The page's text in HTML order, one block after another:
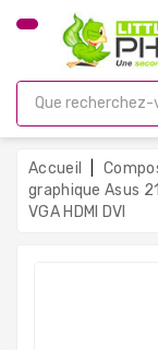
CATÉGORIE
Gamer
Unités
Centrales
Reconditionnées
Accueil
graphique Asus
VGA HDMI DVI